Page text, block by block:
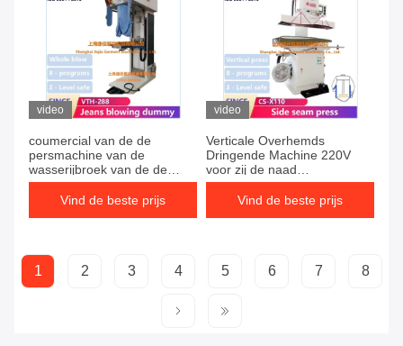
video
coumercial van de de
persmachine van de
wasserijbroek van de de
persstoom Verticale van het
Vind de beste prijs
video
Verticale Overhemds
Dringende Machine 220V
voor zij de naad
verzegelende pers van het
kokerlichaam
Vind de beste prijs
1 2 3 4 5 6 7 8